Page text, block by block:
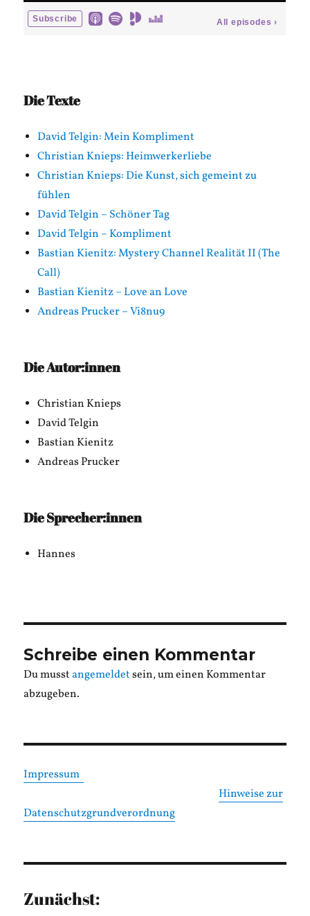
Die Texte
David Telgin: Mein Kompliment
Christian Knieps: Heimwerkerliebe
Christian Knieps: Die Kunst, sich gemeint zu
fühlen
David Telgin – Schöner Tag
David Telgin – Kompliment
Bastian Kienitz: Mystery Channel Realität II (The
Call)
Bastian Kienitz – Love an Love
Andreas Prucker – Vi8nu9
Die Autor:innen
Christian Knieps
David Telgin
Bastian Kienitz
Andreas Prucker
Die Sprecher:innen
Hannes
Schreibe einen Kommentar
Du musstangemeldetsein, um einen Kommentar
abzugeben.
Impressum
Hinweise zur
Datenschutzgrundverordnung
Zunächst: